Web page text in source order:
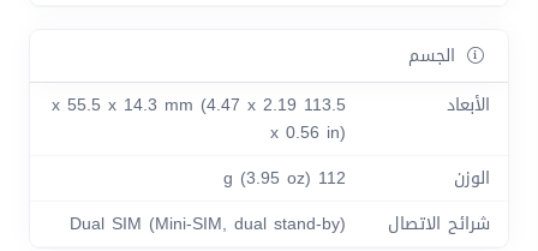
الجسم
الأبعاد
113.5 x 55.5 x 14.3 mm (4.47 x 2.19
x 0.56 in)
الوزن
112 g (3.95 oz)
شرائح الاتصال
Dual SIM (Mini-SIM, dual stand-by)